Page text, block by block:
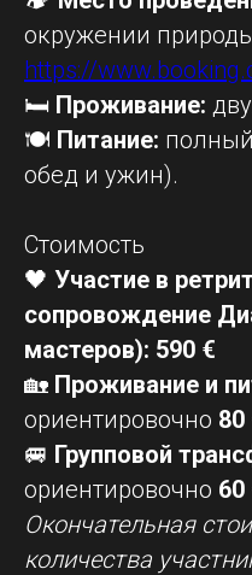
окружении
https://
🛏 Проживание:
🍽 Питание:
обед и ужин).
Стоимость
🖤 Участие в
сопровождение
мастеров): 590 €
🏡 Проживание и
ориентировочно 80
🚐 Групповой
ориентировочно 60
Окончательная
количества